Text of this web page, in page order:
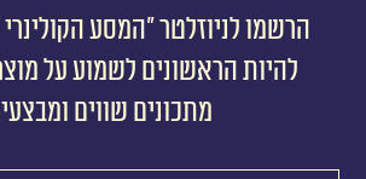
הרשמו לניוזלטר ״המסע הקולינרי
להיות הראשונים לשמוע על
מתכונים שווים